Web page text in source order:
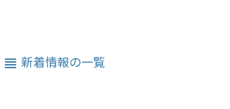
新着情報の一覧